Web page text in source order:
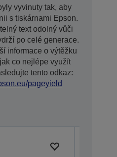
vyvinuty tak, aby
s tiskárnami Epson.
text odolný vůči
po celé generace.
informace o výtěžku
co nejlépe využít
tento odkaz:
pageyield